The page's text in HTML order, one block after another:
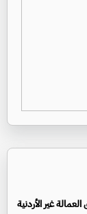
غير الأردنية